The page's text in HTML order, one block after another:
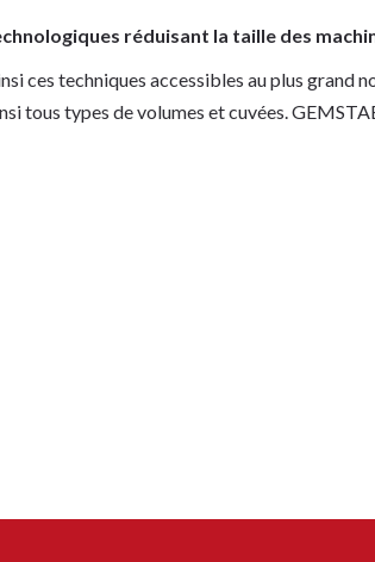
réduisant la taille des
ces techniques accessibles au plus grand
tous types de volumes et cuvées.